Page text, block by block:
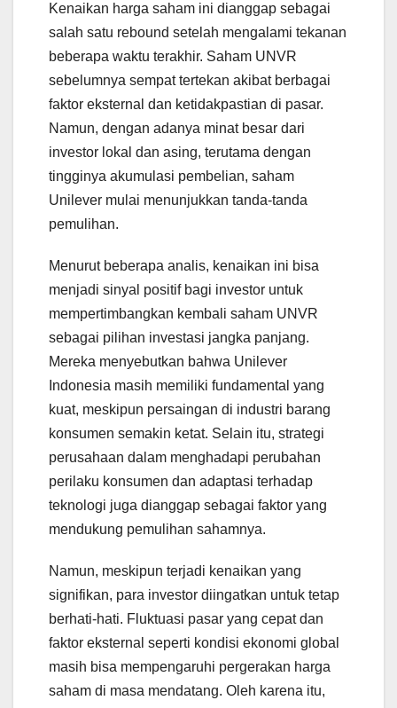
Kenaikan harga saham ini dianggap sebagai
salah satu rebound setelah mengalami tekanan
beberapa waktu terakhir. Saham UNVR
sebelumnya sempat tertekan akibat berbagai
faktor eksternal dan ketidakpastian di pasar.
Namun, dengan adanya minat besar dari
investor lokal dan asing, terutama dengan
tingginya akumulasi pembelian, saham
Unilever mulai menunjukkan tanda-tanda
pemulihan.
Menurut beberapa analis, kenaikan ini bisa
menjadi sinyal positif bagi investor untuk
mempertimbangkan kembali saham UNVR
sebagai pilihan investasi jangka panjang.
Mereka menyebutkan bahwa Unilever
Indonesia masih memiliki fundamental yang
kuat, meskipun persaingan di industri barang
konsumen semakin ketat. Selain itu, strategi
perusahaan dalam menghadapi perubahan
perilaku konsumen dan adaptasi terhadap
teknologi juga dianggap sebagai faktor yang
mendukung pemulihan sahamnya.
Namun, meskipun terjadi kenaikan yang
signifikan, para investor diingatkan untuk tetap
berhati-hati. Fluktuasi pasar yang cepat dan
faktor eksternal seperti kondisi ekonomi global
masih bisa mempengaruhi pergerakan harga
saham di masa mendatang. Oleh karena itu,